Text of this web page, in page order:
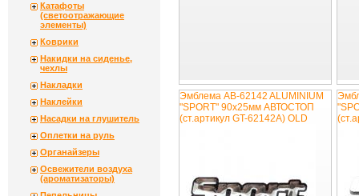
Эмблема AB-62142 ALUMINIUM
"SPORT" 90х25мм АВТОСТОП
(ст.артикул GT-62142A) OLD
Катафоты
(светоотражающие
элементы)
Коврики
Накидки на сиденье,
чехлы
Накладки
Наклейки
Насадки на глушитель
Оплетки на руль
Органайзеры
Освежители воздуха
(ароматизаторы)